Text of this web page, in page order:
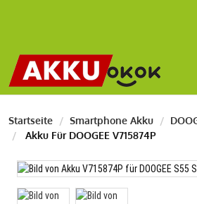
Startseite Smartphone Akku
Akku Für DOOGEE V715874P